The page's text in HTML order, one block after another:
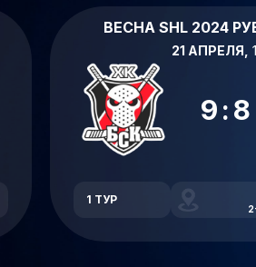
ВЕСНА SHL 2024
21 АПРЕЛЯ,
9:8
1 ТУР